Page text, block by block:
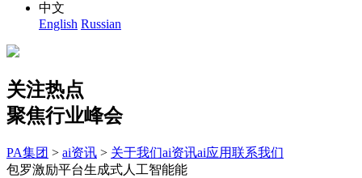
中文
English Russian
关注热点
聚焦行业峰会
PA集团 > ai资讯 > 关于我们ai资讯ai应用联系我们
包罗激励平台生成式人工智能能